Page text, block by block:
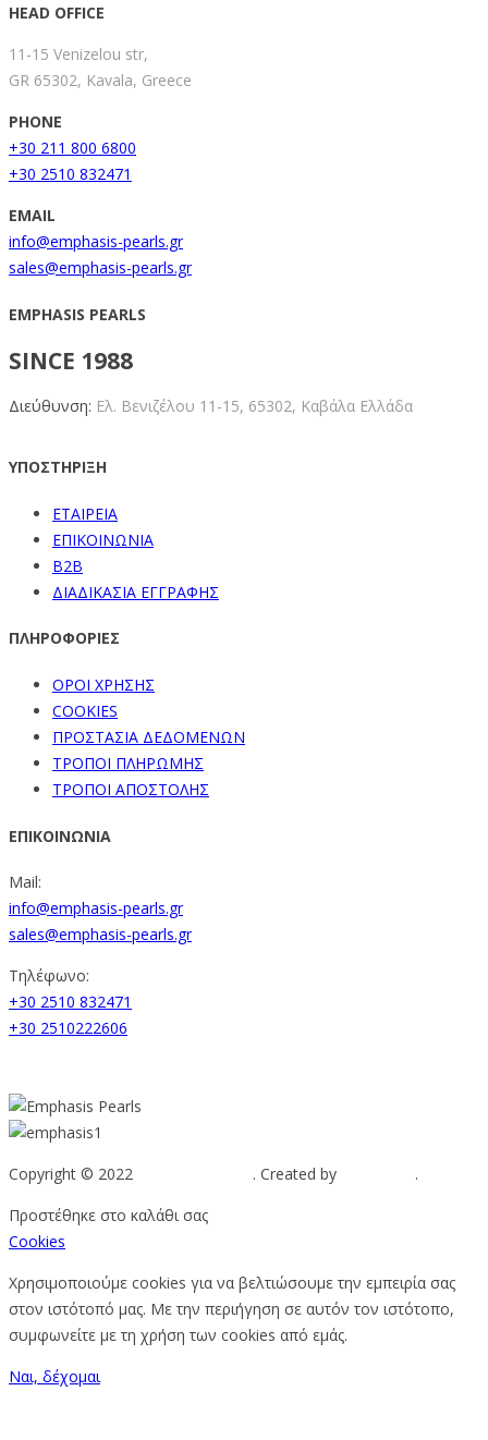
HEAD OFFICE
11-15 Venizelou str,
GR 65302, Kavala, Greece
PHONE
+30 211 800 6800
+30 2510 832471
EMAIL
info@emphasis-pearls.gr
sales@emphasis-pearls.gr
EMPHASIS PEARLS
SINCE 1988
Διεύθυνση: Ελ. Βενιζέλου 11-15, 65302, Καβάλα Ελλάδα
ΥΠΟΣΤΗΡΙΞΗ
ΕΤΑΙΡΕΙΑ
ΕΠΙΚΟΙΝΩΝΙΑ
B2B
ΔΙΑΔΙΚΑΣΙΑ ΕΓΓΡΑΦΗΣ
ΠΛΗΡΟΦΟΡΙΕΣ
ΟΡΟΙ ΧΡΗΣΗΣ
COOKIES
ΠΡΟΣΤΑΣΙΑ ΔΕΔΟΜΕΝΩΝ
ΤΡΟΠΟΙ ΠΛΗΡΩΜΗΣ
ΤΡΟΠΟΙ ΑΠΟΣΤΟΛΗΣ
ΕΠΙΚΟΙΝΩΝΙΑ
Mail:
info@emphasis-pearls.gr
sales@emphasis-pearls.gr
Τηλέφωνο:
+30 2510 832471
+30 2510222606
Copyright © 2022 . Created by
.
Προστέθηκε στο καλάθι σας
Cookies
Χρησιμοποιούμε cookies για να βελτιώσουμε την εμπειρία σας
στον ιστότοπό μας. Με την περιήγηση σε αυτόν τον ιστότοπο,
συμφωνείτε με τη χρήση των cookies από εμάς.
Ναι, δέχομαι